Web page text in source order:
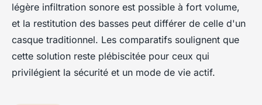
légère infiltration sonore est possible à fort volume,
et la restitution des basses peut différer de celle d'un
casque traditionnel. Les comparatifs soulignent que
cette solution reste plébiscitée pour ceux qui
privilégient la sécurité et un mode de vie actif.